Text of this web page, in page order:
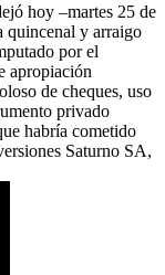
hoy –martes 25 de
quincenal y arraigo
por el
apropiación
de cheques, uso
privado
habría cometido
Saturno SA,